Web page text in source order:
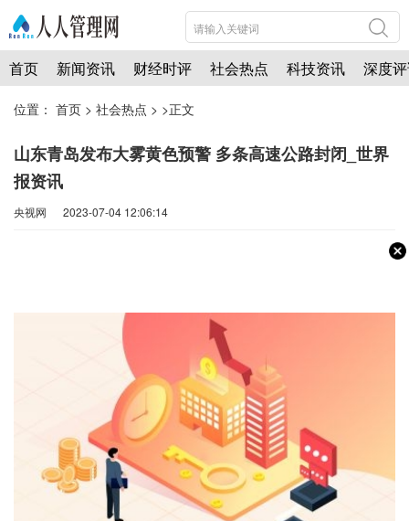
首页 新闻资讯 财经时评 社会热点 科技资讯 深度
位置： 首页 > 社会热点 > >正文
山东青岛发布大雾黄色预警 多条高速公路封闭_世界
报资讯
央视网 2023-07-04 12:06:14